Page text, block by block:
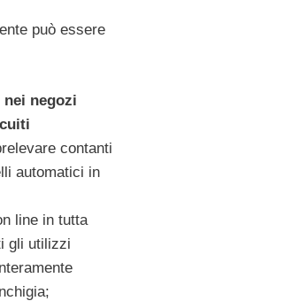
può essere
negozi
contanti
automatici in
line in tutta
gli utilizzi